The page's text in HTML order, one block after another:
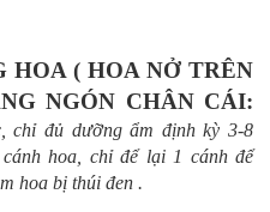
HOA ( HOA NỞ TRÊN
NGÓN CHÂN CÁI:
chỉ đủ dưỡng ẩm định kỳ 3-8
hoa, chỉ để lại 1 cánh để
hoa bị thúi đen .